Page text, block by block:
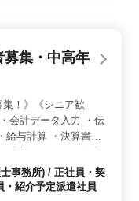
募集・中高年
集！》《シニア歓
会計データ入力 ・伝
給与計算 ・決算書作
仕事に取り組みやす
備にも取り組み、残
事務所) / 正社員・契
・紹介予定派遣社員